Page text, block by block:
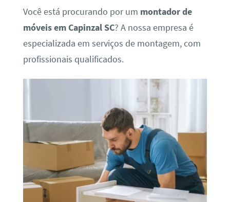
Você está procurando por um montador de
móveis em Capinzal SC? A nossa empresa é
especializada em serviços de montagem, com
profissionais qualificados.